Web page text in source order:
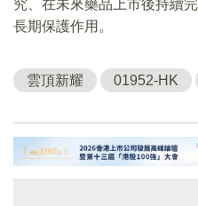
究、在未來藥品上市後持續
長期保護作用。
雲頂新耀 01952-HK